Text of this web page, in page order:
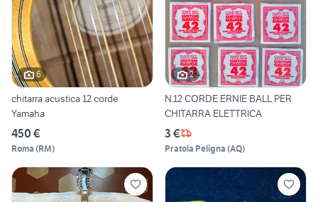
6
chitarra acustica 12 corde
Yamaha
450 €
Roma (RM)
2
N.12 CORDE ERNIE BALL PER
CHITARRA ELETTRICA
3 €
Pratola Peligna (AQ)